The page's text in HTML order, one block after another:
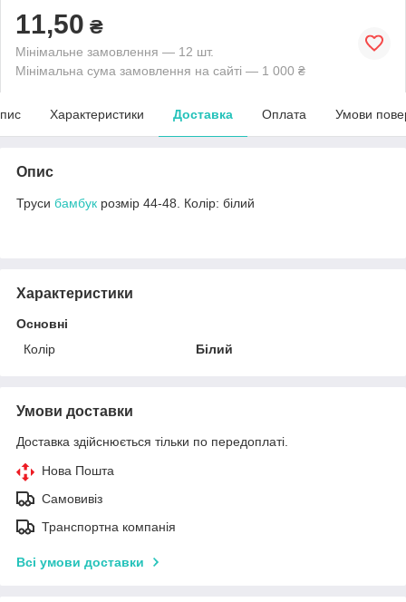
11,50 ₴
Мінімальне замовлення — 12 шт.
Мінімальна сума замовлення на сайті — 1 000 ₴
Характеристики Доставка Оплата Умови
Опис
Труси бамбук розмір 44-48. Колір: білий
Характеристики
Основні
Колір
Білий
Умови доставки
Доставка здійснюється тільки по передоплаті.
Нова Пошта
Самовивіз
Транспортна компанія
Всі умови доставки